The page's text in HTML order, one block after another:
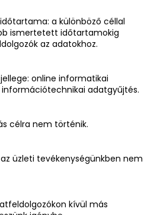
a különböző céllal
ismertetett időtartamokig
az adatokhoz.
online informatikai
adatgyűjtés.
célra nem történik.
üzleti tevékenységünkben nem
kívül más